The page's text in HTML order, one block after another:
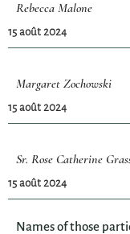
Rebecca Malone
15 août 2024
Margaret Zochowski
15 août 2024
Sr. Rose Catherine
15 août 2024
Names of those